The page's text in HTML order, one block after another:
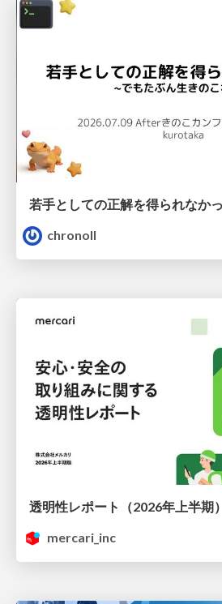
chronoll
透明性レポート（2026年上半期）
mercari_inc